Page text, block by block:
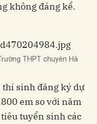
không đáng kể.
THPT chuyên Hà
thí sinh đăng ký dự
em so với năm
tuyển sinh các